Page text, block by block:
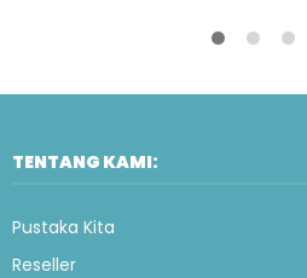
TENTANG KAMI:
Pustaka Kita
Reseller